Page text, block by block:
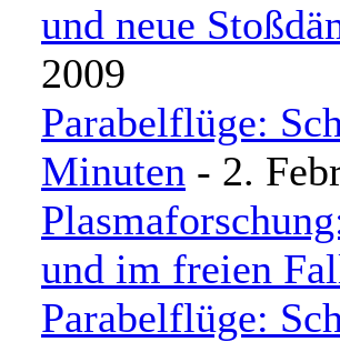
und neue
2009
Parabelflüge:
Minuten - 2.
und im freien
Parabelflüge: